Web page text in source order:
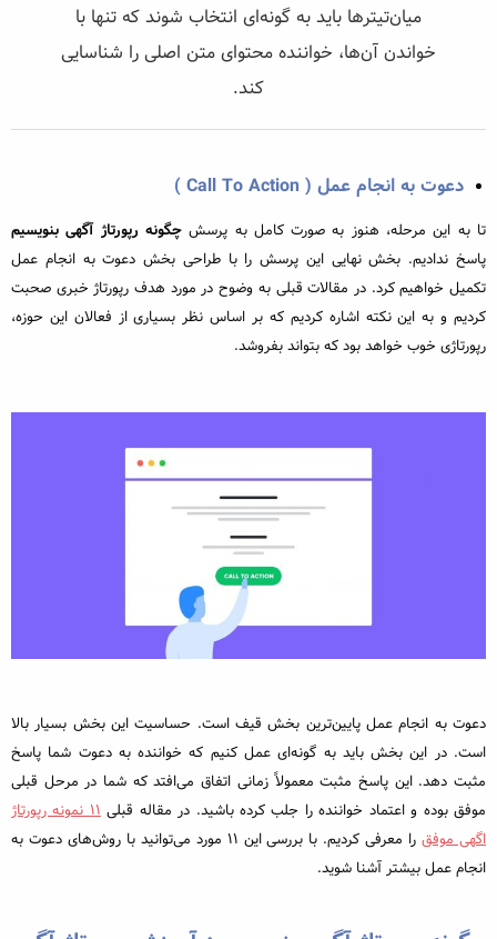
میان‌تیترها باید به گونه‌ای انتخاب شوند که تنها با
خواندن آن‌ها، خواننده محتوای متن اصلی را شناسایی
کند.
دعوت به انجام عمل ( Call To Action
)
تا به این مرحله، هنوز به صورت کامل به پرسشچگونه رپورتاژ آگهی بنویسیم
پاسخ ندادیم. بخش نهایی این پرسش را با طراحی بخش دعوت به انجام عمل
تکمیل خواهیم کرد. در مقالات قبلی به وضوح در مورد هدف رپورتاژ خبری صحبت
کردیم و به این نکته اشاره کردیم که بر اساس نظر بسیاری از فعالان این حوزه،
رپورتاژی خوب خواهد بود که بتواند بفروشد.
دعوت به انجام عمل پایین‌ترین بخش قیف است. حساسیت این بخش بسیار بالا
است. در این بخش باید به گونه‌ای عمل کنیم که خواننده به دعوت شما پاسخ
مثبت دهد. این پاسخ مثبت معمولاً زمانی اتفاق می‌افتد که شما در مرحل قبلی
موفق بوده و اعتماد خواننده را جلب کرده باشید. در مقاله قبلی ۱۱ نمونه رپورتاژ
اگهی موفق
را معرفی کردیم. با بررسی این ۱۱ مورد می‌توانید با روش‌های دعوت به
انجام عمل بیشتر آشنا شوید.